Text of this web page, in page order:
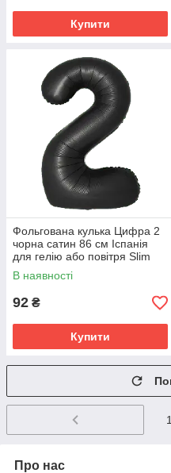
Купити
Фольгована кулька Цифра 2
чорна сатин 86 см Іспанія
для гелію або повітря Slim
Satin Black 34"
В наявності
92 ₴
Купити
1
Про нас